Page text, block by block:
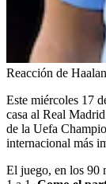
Reacción de
Este miércoles 17
casa al Real
de la Uefa
internacional más
El juego, en los 90